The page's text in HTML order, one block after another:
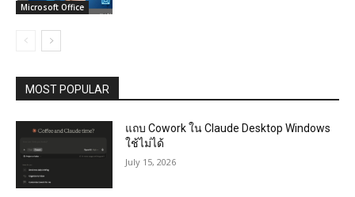
Microsoft Office
MOST POPULAR
แถบ Cowork ใน Claude Desktop Windows
ใช้ไม่ได้
July 15, 2026